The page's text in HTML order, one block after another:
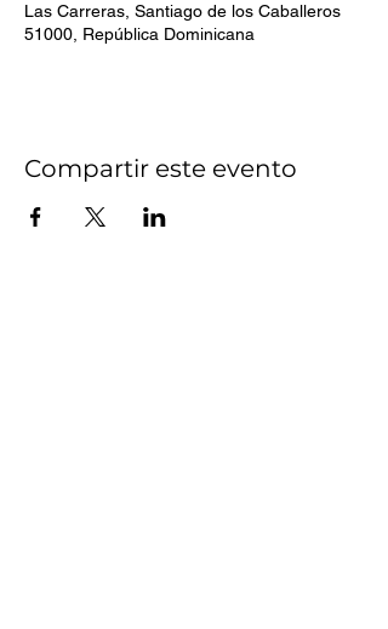
Las Carreras, Santiago de los Caballeros
51000, República Dominicana
Compartir este evento